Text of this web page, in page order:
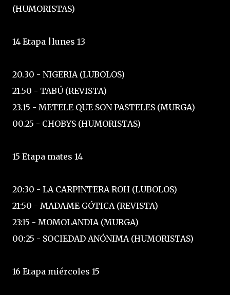
(HUMORISTAS)
14 Etapa |lunes 13
20.30 - NIGERIA (LUBOLOS)
21.50 - TABÚ (REVISTA)
23.15 - METELE QUE SON PASTELES (MURGA)
00.25 - CHOBYS (HUMORISTAS)
15 Etapa mates 14
20:30 - LA CARPINTERA ROH (LUBOLOS)
21:50 - MADAME GÓTICA (REVISTA)
23:15 - MOMOLANDIA (MURGA)
00:25 - SOCIEDAD ANÓNIMA (HUMORISTAS)
16 Etapa miércoles 15